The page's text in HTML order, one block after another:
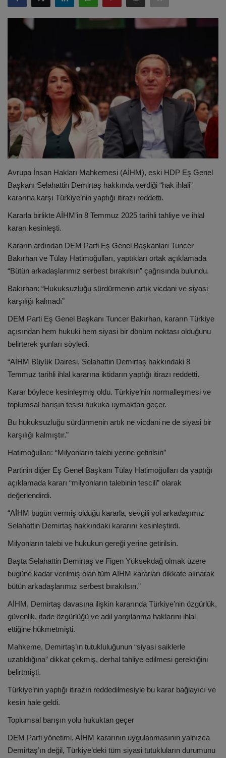
ULUSLARARASI
SPOR
SEYAHAT
EĞİTİM
GALERİ
VİDEO
Avrupa İnsan Hakları Mahkemesi (AİHM), eski HDP Eş Genel
Başkanı Selahattin Demirtaş hakkında verdiği “hak ihlali”
kararına karşı Türkiye’nin yaptığı itirazı reddetti.
Kararla birlikte AİHM’in 8 Temmuz 2025 tarihli tahliye ve ihlal
kararı kesinleşti.
Kararın ardından DEM Parti Eş Genel Başkanları Tuncer
Bakırhan ve Tülay Hatimoğulları, yaptıkları ortak açıklamada
“Bütün arkadaşlarımız serbest bırakılsın” çağrısında bulundu.
Bakırhan: “Hukuksuzluğu sürdürmenin artık vicdani ve siyasi
karşılığı kalmadı”
DEM Parti Eş Genel Başkanı Tuncer Bakırhan, kararın Türkiye
açısından hem hukuki hem siyasi bir dönüm noktası olduğunu
belirterek şunları söyledi.
“AİHM Büyük Dairesi, Selahattin Demirtaş hakkındaki 8
Temmuz tarihli ihlal kararına iktidarın yaptığı itirazı reddetti.
Karar böylece kesinleşmiş oldu. Türkiye’nin normalleşmesi ve
toplumsal barışın tesisi hukuka uymaktan geçer.
Bu hukuksuzluğu sürdürmenin artık ne vicdani ne de siyasi bir
karşılığı kalmıştır.”
Hatimoğulları: “Milyonların talebi yerine getirilsin”
Partinin diğer Eş Genel Başkanı Tülay Hatimoğulları da yaptığı
açıklamada kararı “milyonların talebinin tescili” olarak
değerlendirdi.
“AİHM bugün vermiş olduğu kararla, sevgili yol arkadaşımız
Selahattin Demirtaş hakkındaki kararını kesinleştirdi.
Milyonların talebi ve hukukun gereği yerine getirilsin.
Başta Selahattin Demirtaş ve Figen Yüksekdağ olmak üzere
bugüne kadar verilmiş olan tüm AİHM kararları dikkate alınarak
bütün arkadaşlarımız serbest bırakılsın.”
AİHM, Demirtaş davasına ilişkin kararında Türkiye’nin özgürlük,
güvenlik, ifade özgürlüğü ve adil yargılanma haklarını ihlal
ettiğine hükmetmişti.
Mahkeme, Demirtaş’ın tutukluluğunun “siyasi saiklerle
uzatıldığına” dikkat çekmiş, derhal tahliye edilmesi gerektiğini
belirtmişti.
Türkiye’nin yaptığı itirazın reddedilmesiyle bu karar bağlayıcı ve
kesin hale geldi.
Toplumsal barışın yolu hukuktan geçer
DEM Parti yönetimi, AİHM kararının uygulanmasının yalnızca
Demirtaş’ın değil, Türkiye’deki tüm siyasi tutukluların durumunu